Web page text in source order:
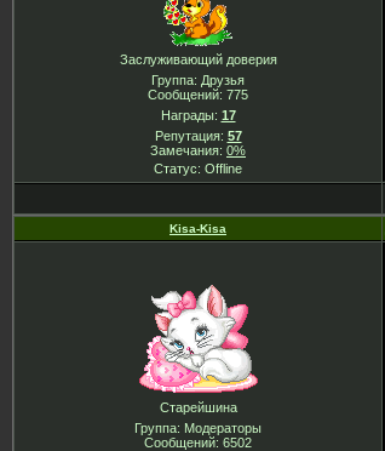
Заслуживающий доверия
Группа: Друзья
Сообщений: 775
Награды: 17
Репутация: 57
Замечания: 0%
Статус: Offline
Kisa-Kisa
Старейшина
Группа: Модераторы
Сообщений: 6502